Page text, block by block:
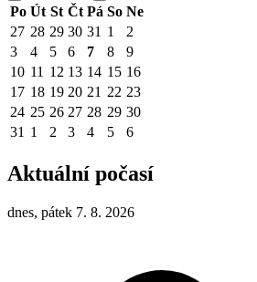
Po Út St Čt Pá So Ne
27 28 29 30 31 1
2
3
4 5 6 7 8
9
10 11 12 13 14 15 16
17 18 19 20 21 22 23
24 25 26 27 28 29 30
31 1 2 3 4 5 6
Aktuální počasí
dnes, pátek 7. 8. 2026